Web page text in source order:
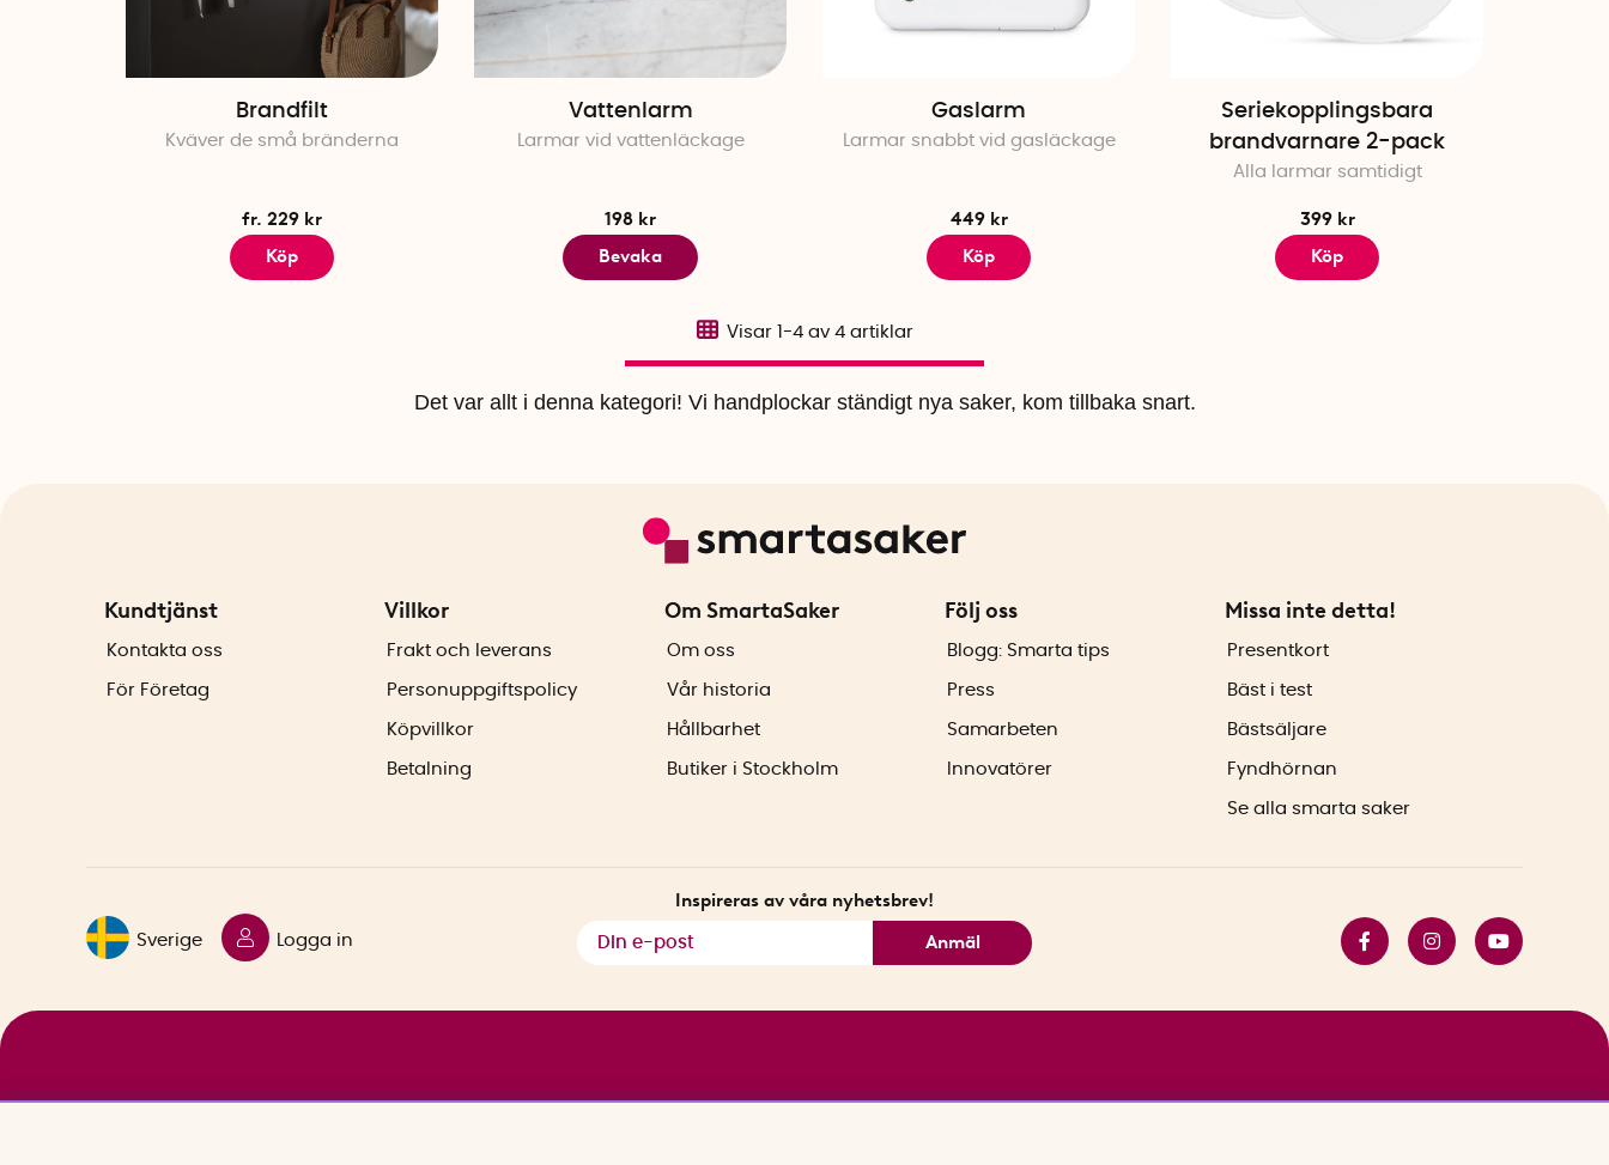
Brandfilt
Kväver de små bränderna
fr. 229 kr
Köp
Vattenlarm
Larmar vid vattenläckage
198 kr
Bevaka
Gaslarm
Larmar snabbt vid gasläckage
449 kr
Köp
Seriekopplingsbara
brandvarnare 2-pack
Alla larmar samtidigt
399 kr
Köp
Det var allt i denna kategori! Vi handplockar ständigt nya saker, kom tillbaka snart.
Visar 1-4av 4artiklar
Kundtjänst
Kontakta oss
För Företag
Villkor
Frakt och leverans
Personuppgiftspolicy
Köpvillkor
Betalning
Om SmartaSaker
Om oss
Vår historia
Hållbarhet
Butiker i Stockholm
Följ oss
Blogg: Smarta tips
Press
Samarbeten
Innovatörer
Missa inte detta!
Presentkort
Bäst i test
Bästsäljare
Fyndhörnan
Se alla smarta saker
Sverige Logga in
Inspireras av våra nyhetsbrev!
Anmäl